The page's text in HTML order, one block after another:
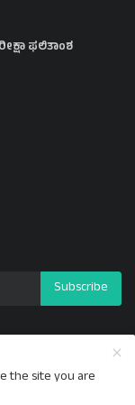
ಫಲಿತಾಂಶ
Subscribe
Reserved.
the site you are